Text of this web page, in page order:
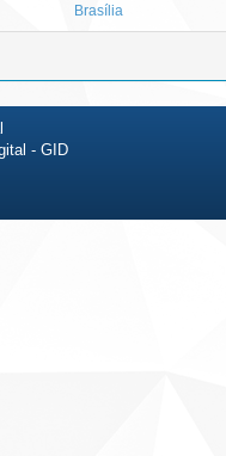
Brasília
- GID